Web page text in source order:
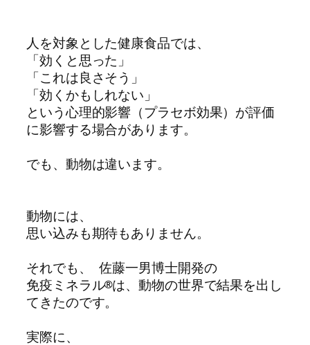
人を対象とした健康食品では、
「効くと思った」
「これは良さそう」
「効くかもしれない」
という心理的影響（プラセボ効果）が評価
に影響する場合があります。
でも、動物は違います。
動物には、
思い込みも期待もありません。
それでも、 佐藤一男博士開発の
免疫ミネラル®は、動物の世界で結果を出し
てきたのです。
実際に、